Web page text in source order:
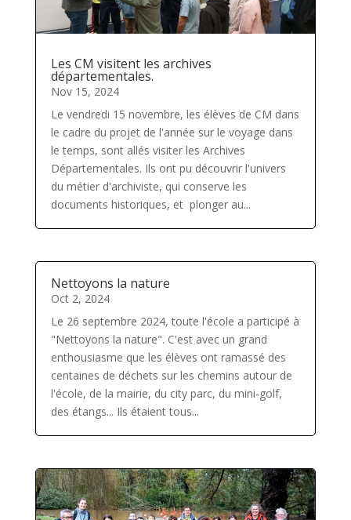
Les CM visitent les archives
départementales.
Nov 15, 2024
Le vendredi 15 novembre, les élèves de CM dans
le cadre du projet de l'année sur le voyage dans
le temps, sont allés visiter les Archives
Départementales. Ils ont pu découvrir l'univers
du métier d'archiviste, qui conserve les
documents historiques, et plonger au...
Nettoyons la nature
Oct 2, 2024
Le 26 septembre 2024, toute l'école a participé à
"Nettoyons la nature". C'est avec un grand
enthousiasme que les élèves ont ramassé des
centaines de déchets sur les chemins autour de
l'école, de la mairie, du city parc, du mini-golf,
des étangs... Ils étaient tous...